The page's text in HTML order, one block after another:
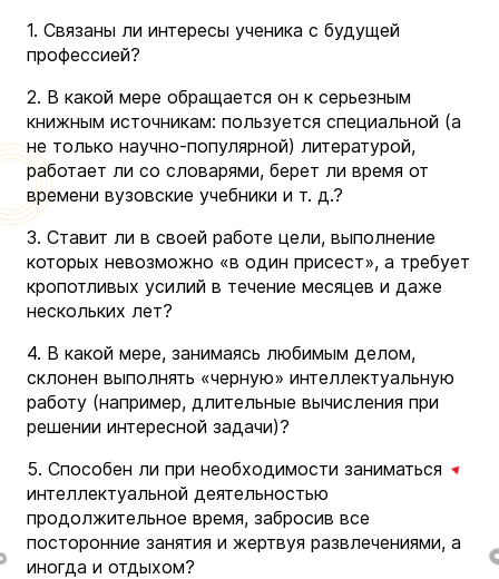
1. Связаны ли интересы ученика с будущей
профессией?
2. В какой мере обращается он к серьезным
книжным источникам: пользуется специальной (а
не только научно-популярной) литературой,
работает ли со словарями, берет ли время от
времени вузовские учебники и т. д.?
3. Ставит ли в своей работе цели, выполнение
которых невозможно «в один присест», а требует
кропотливых усилий в течение месяцев и даже
нескольких лет?
4. В какой мере, занимаясь любимым делом,
склонен выполнять «черную» интеллектуальную
работу (например, длительные вычисления при
решении интересной задачи)?
5. Способен ли при необходимости заниматься
интеллектуальной деятельностью
продолжительное время, забросив все
посторонние занятия и жертвуя развлечениями, а
иногда и отдыхом?